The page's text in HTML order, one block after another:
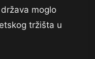
moglo
tržišta u